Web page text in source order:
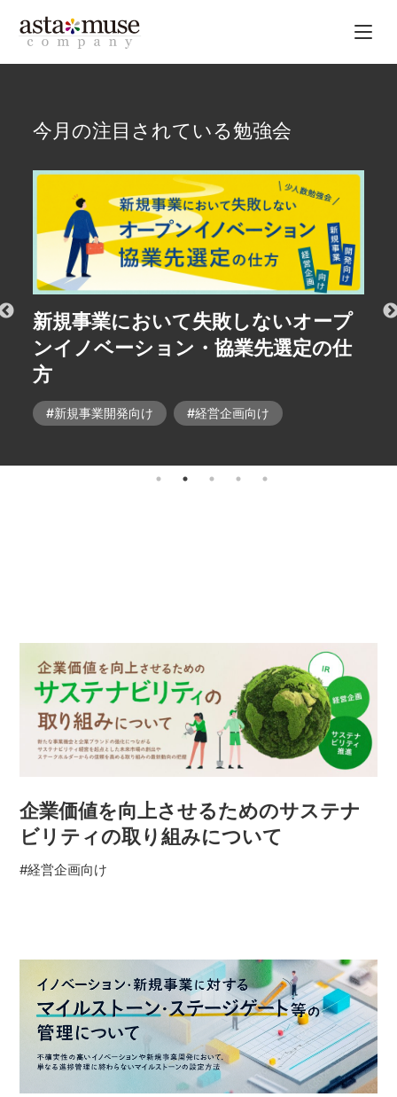
今月の注目されている勉強会
新規事業において失敗しないオープ
ンイノベーション・協業先選定の仕
方
#新規事業開発向け #経営企画向け
企業価値を向上させるためのサステナ
ビリティの取り組みについて
#経営企画向け